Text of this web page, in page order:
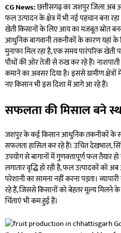
CG News:छत्तीसगढ़ का जशपुर जिला अब
फल उत्पादन के क्षेत्र में भी नई पहचान बना
खेती किसानों के लिए आय का मजबूत स्रोत
आधुनिक बागवानी तकनीकों के कारण यहां के
मुनाफा मिल रहा है, एक समय पारंपरिक खेती
पौधों की ओर तेजी से रुख कर रहे हैं।
कमाने का अवसर दिया है। इससे ग्रामीण
नए किसान भी इस दिशा में आगे आ रहे हैं।
सफलता की मिसाल बने
जशपुर के कई किसान आधुनिक तकनीकों के
सफलता हासिल कर रहे हैं। उचित देखभाल,
उपयोग से बागानों में गुणवत्तापूर्ण फल तैयार
लगातार वृद्धि हो रही है, फल उत्पादकों
परेशानी का सामना नहीं करना पड़ता।
रहे हैं, जिससे किसानों को बेहतर मूल्य मिलने
चिंताएं भी कम हुई हैं।